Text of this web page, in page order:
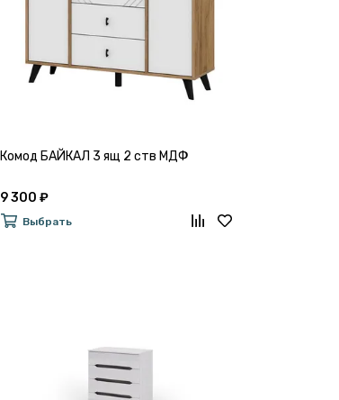
Комод БАЙКАЛ 3 ящ 2 ств МДФ
9 300 ₽
Выбрать